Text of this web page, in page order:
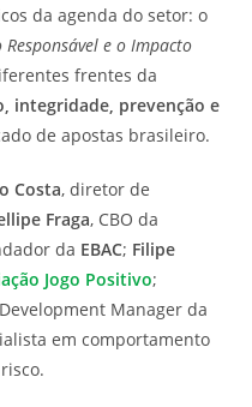
da agenda do setor: o
Responsável e o Impacto
frentes da
integridade, prevenção e
de apostas brasileiro.
Costa, diretor de
Fraga, CBO da
da EBAC; Filipe
Jogo Positivo;
Manager da
em comportamento